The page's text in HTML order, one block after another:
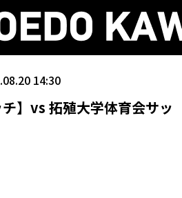
14:30
チ】vs 拓殖大学体育会サッ